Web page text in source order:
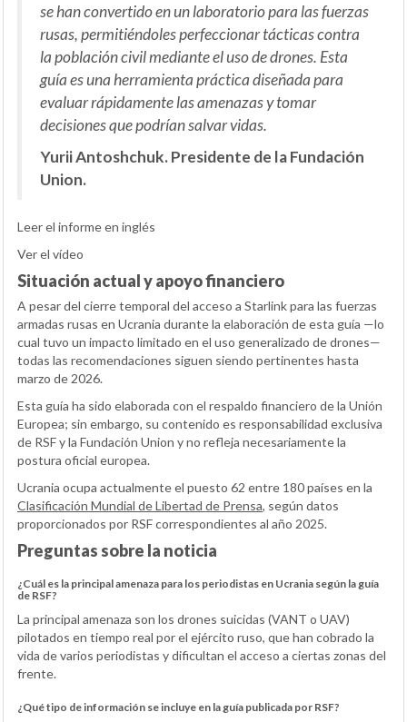
se han convertido en un laboratorio para las fuerzas
rusas, permitiéndoles perfeccionar tácticas contra
la población civil mediante el uso de drones. Esta
guía es una herramienta práctica diseñada para
evaluar rápidamente las amenazas y tomar
decisiones que podrían salvar vidas.
Yurii Antoshchuk. Presidente de la Fundación
Union.
Leer el informe en inglés
Ver el vídeo
Situación actual y apoyo financiero
A pesar del cierre temporal del acceso a Starlink para las fuerzas
armadas rusas en Ucrania durante la elaboración de esta guía —lo
cual tuvo un impacto limitado en el uso generalizado de drones—
todas las recomendaciones siguen siendo pertinentes hasta
marzo de 2026.
Esta guía ha sido elaborada con el respaldo financiero de la Unión
Europea; sin embargo, su contenido es responsabilidad exclusiva
de RSF y la Fundación Union y no refleja necesariamente la
postura oficial europea.
Ucrania ocupa actualmente el puesto 62 entre 180 países en la
Clasificación Mundial de Libertad de Prensa, según datos
proporcionados por RSF correspondientes al año 2025.
Preguntas sobre la noticia
¿Cuál es la principal amenaza para los periodistas en Ucrania según la guía
de RSF?
La principal amenaza son los drones suicidas (VANT o UAV)
pilotados en tiempo real por el ejército ruso, que han cobrado la
vida de varios periodistas y dificultan el acceso a ciertas zonas del
frente.
¿Qué tipo de información se incluye en la guía publicada por RSF?